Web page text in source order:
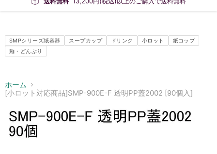
SMPシリーズ紙容器 スープカップ ドリンク 小ロット
紙コップ
麺・どんぶり
ホーム
[小ロット対応商品]SMP-900E-F 透明PP蓋2002 [90個入]